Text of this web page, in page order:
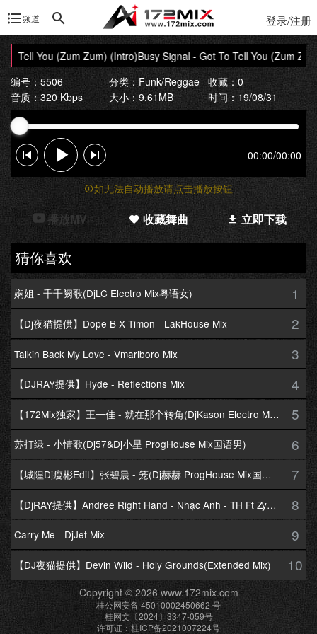
频道 登录/注册
Tell You (Zum Zum) (Intro)Busy Signal - Got To Tell You (Zum
编号：5506
分类：Funk/Reggae 收藏：0
音质：320 Kbps
大小：9.61MB 时间：19/08/31
00:00/00:00
如无法自动播放请点击播放按钮
播放MV 收藏舞曲 立即下载
猜你喜欢
娴姐 - 千千阙歌(DjLC Electro Mix粤语女) 1
【Dj夜猫提供】Dope B X Timon - LakHouse Mix 2
Talkin Back My Love - Vmarlboro Mix 3
【DJRAY提供】Hyde - Reflections Mix 4
【172Mix独家】王一佳 - 就在那个转角(DjKason Electro Mix国语女) 5
苏打绿 - 小情歌(Dj57&Dj小星 ProgHouse Mix国语男) 6
【城隍Dj瘦彬Edit】张碧晨 - 笼(Dj赫赫 ProgHouse Mix国语女) 7
【DjRAY提供】Andree Right Hand - Nhạc Anh - TH Ft Zym Mix 8
Carry Me - DjJet Mix 9
【DJ夜猫提供】Devin Wild - Holy Grounds(Extended Mix) 10
Copyright © 2026 www.172mix.com
桂公网安备 45010002450662 号
桂网文〔2024〕3347-059号
许可证：桂ICP备2021007224号